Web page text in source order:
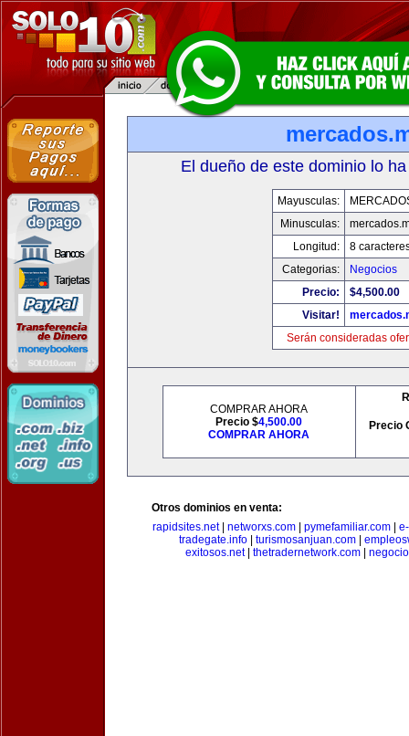
El dueño de este dominio lo
Mayusculas:
Minusculas:
Longitud:
8
Categorias:
Negocios
Precio:
$4,500.00
Visitar!
Serán consideradas
COMPRAR AHORA
Precio $4,500.00
COMPRAR AHORA
Precio
Otros dominios en venta:
rapidsites.net| networxs.com| pymefamiliar.com|
tradegate.info| turismosanjuan.com|
exitosos.net| thetradernetwork.com|